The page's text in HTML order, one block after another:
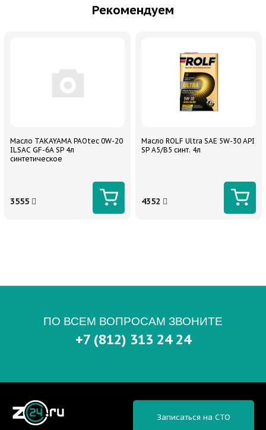
Рекомендуем
Масло TAKAYAMA PAOtec 0W-20
ILSAC GF-6A SP 4л
синтетическое
3555
Масло ROLF Ultra SAE 5W-30 API
SP A5/B5 синт. 4л
4352
ПО ВСЕМ ВОПРОСАМ ЗВОНИТЕ
+7 (812) 313 24 24
Записаться на СТО